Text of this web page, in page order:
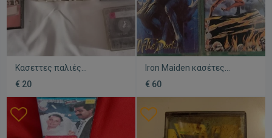
Κασεττες παλιές
μεταχειρισμένες, πακέτο
19 τεμαχίων
€ 20
Iron Maiden κασέτες
μεταχειρισμένες, Fear of
the Beast και Run to the
€ 60